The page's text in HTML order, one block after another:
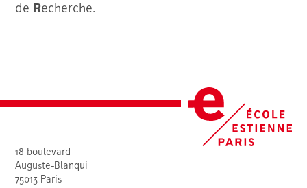
de Recherche.
18 boulevard
Auguste-Blanqui
75013 Paris